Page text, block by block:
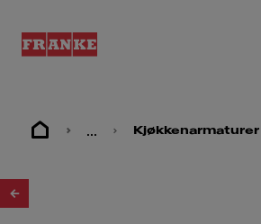
... Kjøkkenarmaturer